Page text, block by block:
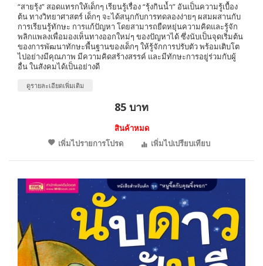
“สายรุ้ง” สอดแทรกให้เด็กๆ เรียนรู้เรื่อง “รุ้งกินน้ำ” อันเป็นความรู้เบื้อง
ต้น ทางวิทยาศาสตร์ เด็กๆ จะได้สนุกกับการทดลองง่ายๆ ผสมผสานกับ
การเรียนรู้ทักษะ การแก้ปัญหา โดยสามารถยืดหยุ่นความคิดและรู้จัก
พลิกแพลงเพื่อมองเห็นทางออกใหม่ๆ ของปัญหาได้ ซึ่งนับเป็นจุดเริ่มต้น
ของการพัฒนาทักษะพื้นฐานของเด็กๆ ให้รู้จักการปรับตัว พร้อมเติบโต
ไปอย่างมีคุณภาพ มีความคิดสร้างสรรค์ และมีทักษะการอยู่ร่วมกับผู้
อื่น ในสังคมได้เป็นอย่างดี
ดูรายละเอียดเพิ่มเติม
85 บาท
สินค้าหมด
เพิ่มไปรายการโปรด
เพิ่มไปเปรียบเทียบ